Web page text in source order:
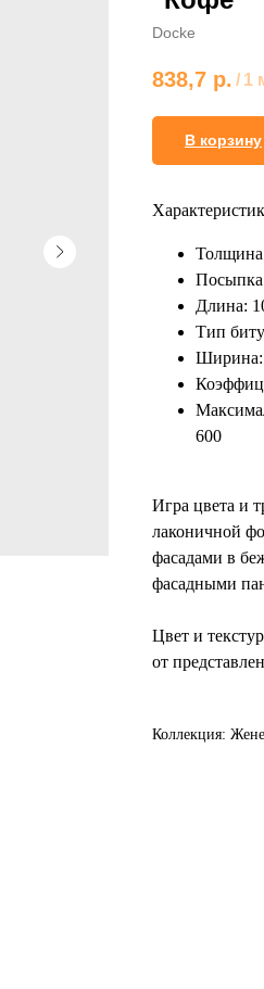
Docke
838,7 р. / 1
В корзину
Толщина
Длина:
Тип
Ширина:
600
Игра цвета и
лаконичной
фасадами в
фасадными
Цвет и
от
Коллекция: